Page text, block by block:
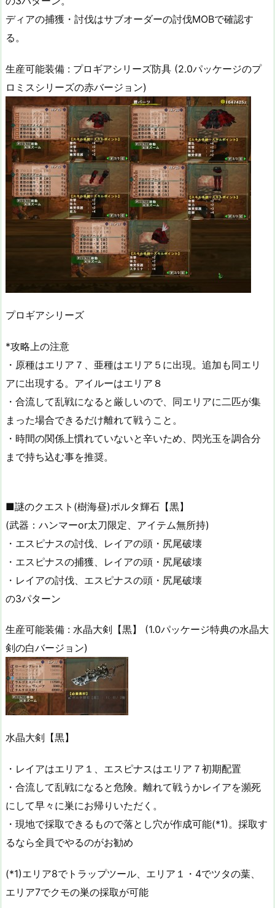
ディアの捕獲・討伐はサブオーダーの討伐MOBで確認す
る。
生産可能装備 : プロギアシリーズ防具 (2.0パッケージのプ
ロミスシリーズの赤バージョン)
プロギアシリーズ
*攻略上の注意
・原種はエリア７、亜種はエリア５に出現。追加も同エリ
アに出現する。アイルーはエリア８
・合流して乱戦になると厳しいので、同エリアに二匹が集
まった場合できるだけ離れて戦うこと。
・時間の関係上慣れていないと辛いため、閃光玉を調合分
まで持ち込む事を推奨。
■謎のクエスト(樹海昼)ポルタ輝石【黒】
(武器：ハンマーor太刀限定、アイテム無所持)
・エスピナスの討伐、レイアの頭・尻尾破壊
・エスピナスの捕獲、レイアの頭・尻尾破壊
・レイアの討伐、エスピナスの頭・尻尾破壊
の3パターン
生産可能装備 : 水晶大剣【黒】 (1.0パッケージ特典の水晶大
剣の白バージョン)
水晶大剣【黒】
・レイアはエリア１、エスピナスはエリア７初期配置
・合流して乱戦になると危険。離れて戦うかレイアを瀕死
にして早々に巣にお帰りいただく。
・現地で採取できるもので落とし穴が作成可能(*1)。採取す
るなら全員でやるのがお勧め
(*1)エリア8でトラップツール、エリア１・4でツタの葉、
エリア7でクモの巣の採取が可能